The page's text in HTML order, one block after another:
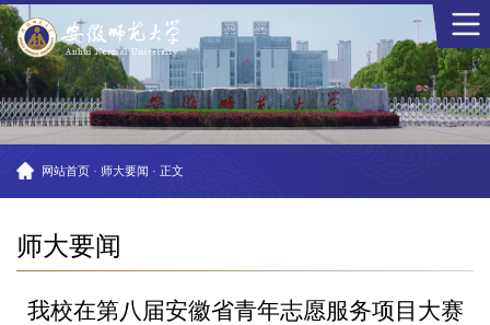
网站首页 · 师大要闻 · 正文
师大要闻
我校在第八届安徽省青年志愿服务项目大赛